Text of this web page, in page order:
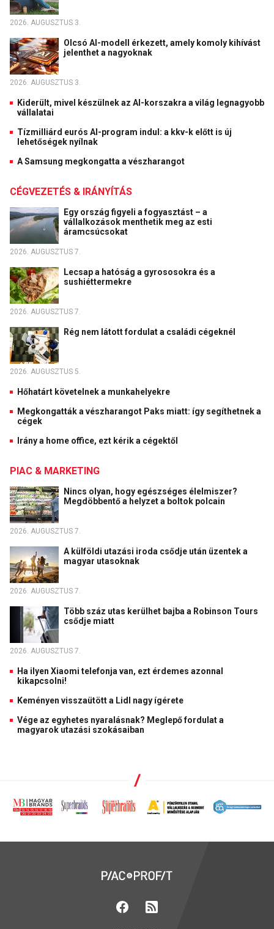
2026. AUGUSZTUS 3.
Olcsó AI-modell érkezett, amely komoly kihívást
jelenthet a nagyoknak
2026. AUGUSZTUS 3.
Kiderült, mivel készülnek az AI-korszakra a világ legnagyobb
vállalatai
Tízmilliárd eurós AI-program indul: a kkv-k előtt is új
lehetőségek nyílnak
A Samsung megkongatta a vészharangot
CÉGVEZETÉS & IRÁNYÍTÁS
Egy ország figyeli a fogyasztást – a
vállalkozások menthetik meg az esti
áramcsúcsokat
2026. AUGUSZTUS 7.
Lecsap a hatóság a gyrososokra és a
sushiéttermekre
2026. AUGUSZTUS 7.
Rég nem látott fordulat a családi cégeknél
2026. AUGUSZTUS 5.
Hőhatárt követelnek a munkahelyekre
Megkongatták a vészharangot Paks miatt: így segíthetnek a
cégek
Irány a home office, ezt kérik a cégektől
PIAC & MARKETING
Nincs olyan, hogy egészséges élelmiszer?
Megdöbbentő a helyzet a boltok polcain
2026. AUGUSZTUS 7.
A külföldi utazási iroda csődje után üzentek a
magyar utasoknak
2026. AUGUSZTUS 7.
Több száz utas kerülhet bajba a Robinson Tours
csődje miatt
2026. AUGUSZTUS 7.
Ha ilyen Xiaomi telefonja van, ezt érdemes azonnal
kikapcsolni!
Keményen visszaütött a Lidl nagy ígérete
Vége az egyhetes nyaralásnak? Meglepő fordulat a
magyarok utazási szokásaiban